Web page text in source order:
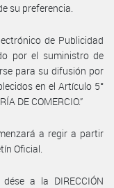
su preferencia.
de Publicidad
por el suministro de
para su difusión por
en el Artículo 5°
DE COMERCIO.”
a regir a partir
Oficial.
dése a la DIRECCIÓN